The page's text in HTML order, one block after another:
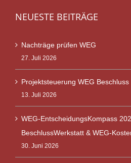
NEUESTE BEITRÄGE
Nachträge prüfen WEG
27. Juli 2026
Projektsteuerung WEG Beschluss
13. Juli 2026
WEG-EntscheidungsKompass
BeschlussWerkstatt & WEG-
30. Juni 2026